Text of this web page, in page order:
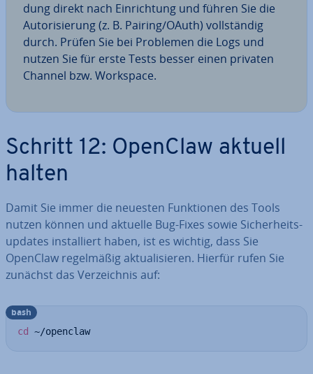
dung direkt nach Ein­rich­tung und führen Sie die
Au­to­ri­sie­rung (z. B. Pairing/OAuth) voll­stän­dig
durch. Prüfen Sie bei Problemen die Logs und
nutzen Sie für erste Tests besser einen privaten
Channel bzw. Workspace.
Schritt 12: OpenClaw aktuell
halten
Damit Sie immer die neuesten Funk­tio­nen des Tools
nutzen können und aktuelle Bug-Fixes sowie Si­cher­heits­
up­dates in­stal­liert haben, ist es wichtig, dass Sie
OpenClaw re­gel­mä­ßig ak­tua­li­sie­ren. Hierfür rufen Sie
zunächst das Ver­zeich­nis auf:
cd ~/openclaw
bash